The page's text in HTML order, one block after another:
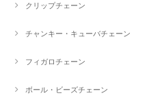
クリップチェーン
チャンキー・キューバチェーン
フィガロチェーン
ボール・ビーズチェーン